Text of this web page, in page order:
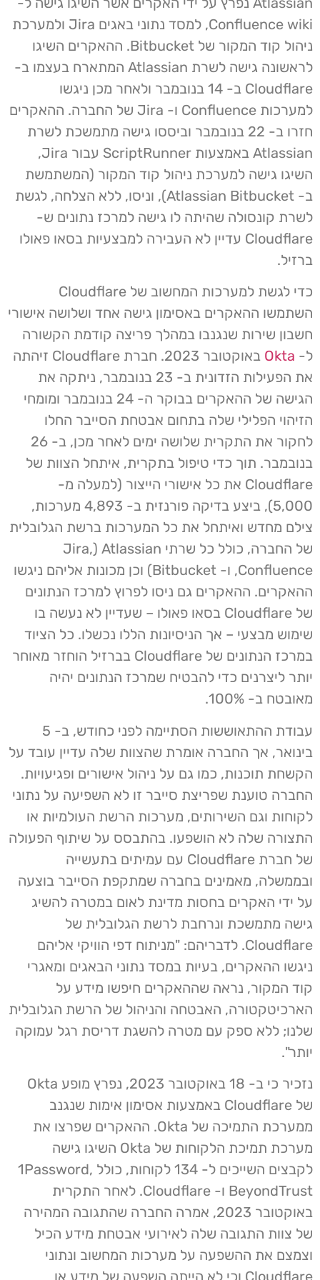
Confluence wiki, למסד נתוני באגים Jira ולמערכת
ניהול קוד המקור של Bitbucket. ההאקרים השיגו
לראשונה גישה לשרת Atlassian המתארח בעצמו ב-
Cloudflare ב- 14 בנובמבר ולאחר מכן ניגשו
למערכות Confluence ו- Jira של החברה. ההאקרים
חזרו ב- 22 בנובמבר וביססו גישה מתמשכת לשרת
Atlassian באמצעות ScriptRunner עבור Jira,
השיגו גישה למערכת ניהול קוד המקור (המשתמשת
ב- Atlassian Bitbucket), וניסו, ללא הצלחה, לגשת
לשרת קונסולה שהיתה לו גישה למרכז נתונים ש-
Cloudflare עדיין לא העבירה למבצעיות בסאו פאולו
ברזיל.
כדי לגשת למערכות המחשוב של Cloudflare
השתמשו ההאקרים באסימון גישה אחד ושלושה אישורי
חשבון שירות שנגנבו במהלך פריצה קודמת הקשורה
ל- Okta
באוקטובר 2023. חברת Cloudflare זיהתה
את הפעילות הזדונית ב- 23 בנובמבר, ניתקה את
הגישה של ההאקרים בבוקר ה- 24 בנובמבר ומומחי
הזיהוי הפלילי שלה בתחום אבטחת הסייבר החלו
לחקור את התקרית שלושה ימים לאחר מכן, ב- 26
בנובמבר. תוך כדי טיפול בתקרית, איתחל הצוות של
Cloudflare את כל אישורי הייצור (למעלה מ-
5,000), ביצע בדיקה פורנזית ב- 4,893 מערכות,
צילם מחדש ואיתחל את כל המערכות ברשת הגלובלית
של החברה, כולל כל שרתי Atlassian (Jira,
Confluence, ו- Bitbucket) וכן מכונות אליהם ניגשו
ההאקרים. ההאקרים גם ניסו לפרוץ למרכז הנתונים
של Cloudflare בסאו פאולו – שעדיין לא נעשה בו
שימוש מבצעי – אך הניסיונות הללו נכשלו. כל הציוד
במרכז הנתונים של Cloudflare בברזיל הוחזר מאוחר
יותר ליצרנים כדי להבטיח שמרכז הנתונים יהיה
מאובטח ב- 100%.
עבודת ההתאוששות הסתיימה לפני כחודש, ב- 5
בינואר, אך החברה אומרת שהצוות שלה עדיין עובד על
הקשחת תוכנות, כמו גם על ניהול אישורים ופגיעויות.
החברה טוענת שפריצת סייבר זו לא השפיעה על נתוני
לקוחות וגם השירותים, מערכות הרשת העולמיות או
התצורה שלה לא הושפעו. בהתבסס על שיתוף הפעולה
של חברת Cloudflare עם עמיתים בתעשייה
ובממשלה, מאמינים בחברה שמתקפת הסייבר בוצעה
על ידי האקרים בחסות מדינת לאום במטרה להשיג
גישה מתמשכת ונרחבת לרשת הגלובלית של
Cloudflare. לדבריהם: "מניתוח דפי הוויקי אליהם
ניגשו ההאקרים, בעיות במסד נתוני הבאגים ומאגרי
קוד המקור, נראה שההאקרים חיפשו מידע על
הארכיטקטורה, האבטחה והניהול של הרשת הגלובלית
שלנו; ללא ספק עם מטרה להשגת דריסת רגל עמוקה
יותר".
נזכיר כי ב- 18 באוקטובר 2023, נפרץ מופע Okta
של Cloudflare באמצעות אסימון אימות שנגנב
ממערכת התמיכה של Okta. ההאקרים שפרצו את
מערכת תמיכת הלקוחות של Okta השיגו גישה
לקבצים השייכים ל- 134 לקוחות, כולל 1Password,
BeyondTrust ו- Cloudflare. לאחר התקרית
באוקטובר 2023, אמרה החברה שהתגובה המהירה
של צוות התגובה שלה לאירועי אבטחת מידע הכיל
וצמצם את ההשפעה על מערכות המחשוב ונתוני
Cloudflare וכי לא הייתה השפעה של מידע או